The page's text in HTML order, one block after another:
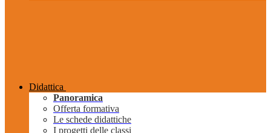
Didattica
Panoramica
Offerta formativa
Le schede didattiche
I progetti delle classi